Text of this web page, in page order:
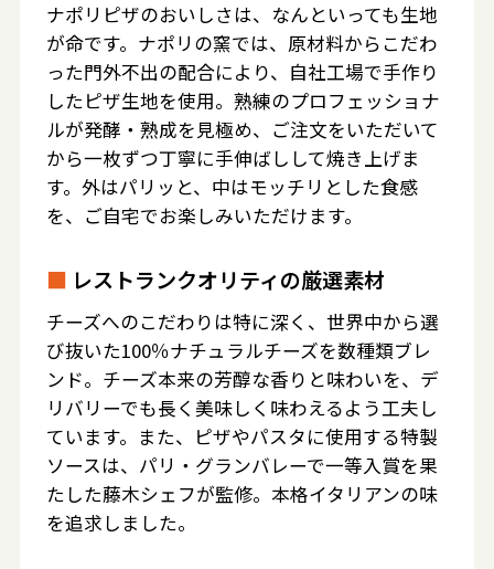
ナポリピザのおいしさは、なんといっても生地
が命です。ナポリの窯では、原材料からこだわ
った門外不出の配合により、自社工場で手作り
したピザ生地を使用。熟練のプロフェッショナ
ルが発酵・熟成を見極め、ご注文をいただいて
から一枚ずつ丁寧に手伸ばしして焼き上げま
す。外はパリッと、中はモッチリとした食感
を、ご自宅でお楽しみいただけます。
■ レストランクオリティの厳選素材
チーズへのこだわりは特に深く、世界中から選
び抜いた100％ナチュラルチーズを数種類ブレ
ンド。チーズ本来の芳醇な香りと味わいを、デ
リバリーでも長く美味しく味わえるよう工夫し
ています。また、ピザやパスタに使用する特製
ソースは、パリ・グランバレーで一等入賞を果
たした藤木シェフが監修。本格イタリアンの味
を追求しました。